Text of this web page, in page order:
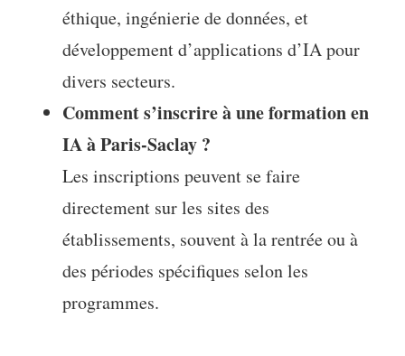
éthique, ingénierie de données, et
développement d’applications d’IA pour
divers secteurs.
Comment s’inscrire à une formation en
IA à Paris-Saclay ?
Les inscriptions peuvent se faire
directement sur les sites des
établissements, souvent à la rentrée ou à
des périodes spécifiques selon les
programmes.